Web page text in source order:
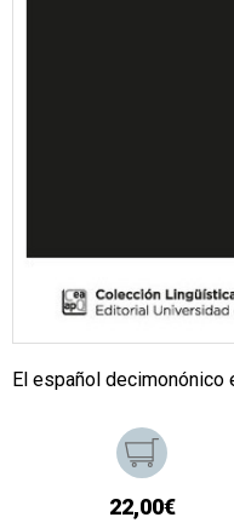
El español decimonónico
22,00€